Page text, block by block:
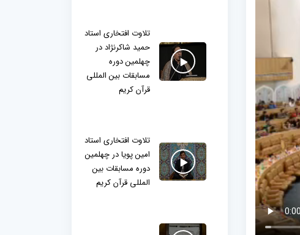
تلاوت افتخاری استاد
حمید شاکرنژاد در
چهلمین دوره
مسابقات بین المللی
قرآن کریم
تلاوت افتخاری استاد
امین پویا در چهلمین
دوره مسابقات بین
المللی قرآن کریم